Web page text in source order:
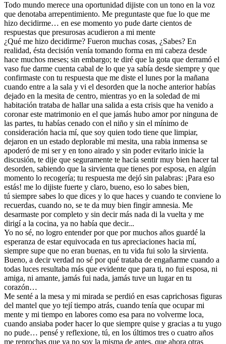
Todo mundo merece una oportunidad dijiste con un tono en la voz
que denotaba arrepentimiento. Me preguntaste que fue lo que me
hizo decidirme… en ese momento yo pude darte cientos de
respuestas que presurosas acudieron a mi mente
¿Qué me hizo decidirme? Fueron muchas cosas, ¿Sabes? En
realidad, ésta decisión venía tomando forma en mi cabeza desde
hace muchos meses; sin embargo; te diré que la gota que derramó el
vaso fue darme cuenta cabal de lo que ya sabía desde siempre y que
confirmaste con tu respuesta que me diste el lunes por la mañana
cuando entre a la sala y vi el desorden que la noche anterior habías
dejado en la mesita de centro, mientras yo en la soledad de mi
habitación trataba de hallar una salida a esta crisis que ha venido a
coronar este matrimonio en el que jamás hubo amor por ninguna de
las partes, tu habías cenado con el niño y sin el mínimo de
consideración hacia mí, que soy quien todo tiene que limpiar,
dejaron en un estado deplorable mi mesita, una rabia inmensa se
apoderó de mi ser y en tono airado y sin poder evitarlo inicie la
discusión, te dije que seguramente te hacía sentir muy bien hacer tal
desorden, sabiendo que la sirvienta que tienes por esposa, en algún
momento lo recogería; tu respuesta me dejó sin palabras: ¡Para eso
estás! me lo dijiste fuerte y claro, bueno, eso lo sabes bien,
tú siempre sabes lo que dices y lo que haces y cuando te conviene lo
recuerdas, cuando no, se te da muy bien fingir amnesia. Me
desarmaste por completo y sin decir más nada di la vuelta y me
dirigí a la cocina, ya no había que decir...
Yo no sé, no logro entender por que por muchos años guardé la
esperanza de estar equivocada en tus apreciaciones hacia mí,
siempre supe que no eran buenas, en tu vida fui solo la sirvienta.
Bueno, a decir verdad no sé por qué trataba de engañarme cuando a
todas luces resultaba más que evidente que para ti, no fui esposa, ni
amiga, ni amante, jamás fui nada, jamás tuve un lugar en tu
corazón…
Me senté a la mesa y mi mirada se perdió en esas caprichosas figuras
del mantel que yo tejí tiempo atrás, cuando tenía que ocupar mi
mente y mi tiempo en labores como esa para no volverme loca,
cuando ansiaba poder hacer lo que siempre quise y gracias a tu yugo
no pude… pensé y reflexione, tú, en los últimos tres o cuatro años
me reprochas que ya no soy la misma de antes, que ahora otras